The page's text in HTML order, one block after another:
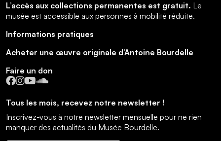
L’accès aux collections permanentes est gratuit. Le
musée est accessible aux personnes à mobilité réduite.
Informations pratiques
Acheter une œuvre originale d’Antoine Bourdelle
Faire un don
Facebook
Instagram
YouTube
SoundCloud
Tous les mois, recevez notre newsletter !
Inscrivez-vous à notre newsletter mensuelle pour ne rien
manquer des actualités du Musée Bourdelle.